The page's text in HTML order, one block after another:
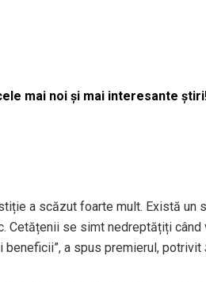
mai noi și mai interesante
a scăzut foarte mult. Există un
Cetățenii se simt nedreptățiți
beneficii”, a spus premierul, potrivit